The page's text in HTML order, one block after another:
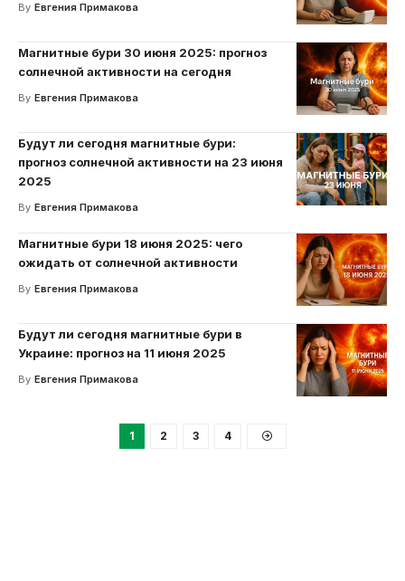
By Евгения Примакова
Магнитные бури 30 июня 2025: прогноз
солнечной активности на сегодня
By Евгения Примакова
Будут ли сегодня магнитные бури:
прогноз солнечной активности на 23 июня
2025
By Евгения Примакова
Магнитные бури 18 июня 2025: чего
ожидать от солнечной активности
By Евгения Примакова
Будут ли сегодня магнитные бури в
Украине: прогноз на 11 июня 2025
By Евгения Примакова
1 2 3 4